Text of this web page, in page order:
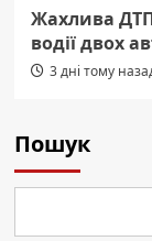
Жахлива
водії двох
3 дні тому
Пошук